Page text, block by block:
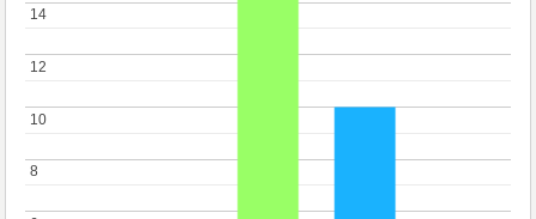
8
8
10
10
12
12
14
14